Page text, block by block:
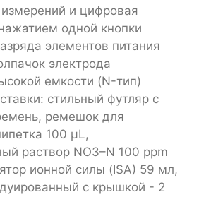
и цифровая
одной кнопки
элементов питания
электрода
емкости (N-тип)
стильный футляр с
ремешок для
100 μL,
раствор NO3–N 100 ppm
ионной силы (ISA) 59 мл,
с крышкой - 2